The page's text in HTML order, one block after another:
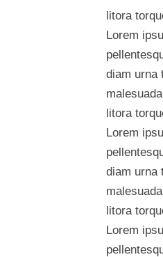
litora
Lorem
diam urna
litora
Lorem
diam urna
litora
Lorem